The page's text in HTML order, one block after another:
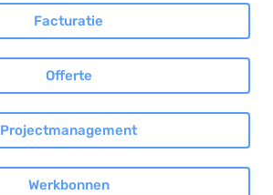
Facturatie
Offerte
Projectmanagement
Werkbonnen